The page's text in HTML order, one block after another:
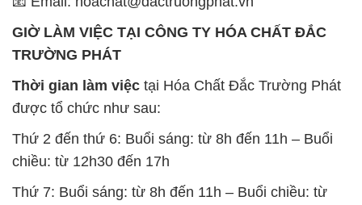
được tổ chức như sau:
Thứ 2 đến thứ 6: Buổi sáng: từ 8h đến 11h – Buổi
chiều: từ 12h30 đến 17h
Thứ 7: Buổi sáng: từ 8h đến 11h – Buổi chiều: từ
12h30 đến 16h
Chủ nhật: Nghỉ chủ nhật hàng tuần
thủ giờ làm việc để đảm bảo sự hỗ trợ tốt nhất cho